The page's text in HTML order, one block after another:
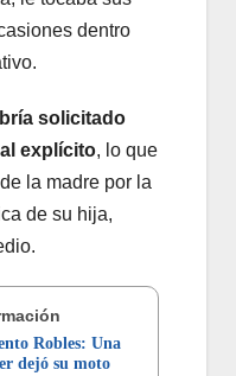
dentro
solicitado
explícito, lo que
la madre por la
de su hija,
Robles: Una
dejó su moto